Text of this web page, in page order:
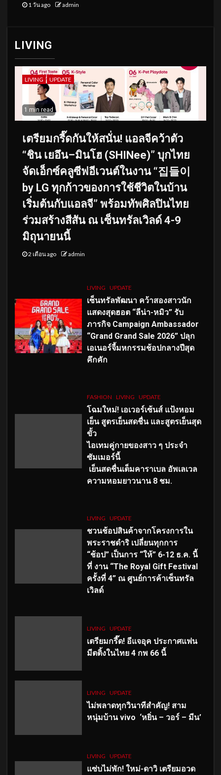
1 วัน ago admin
LIVING
LIVING UPDATE
1 min read
เตรียมกรี๊ดกันให้สนั่น! แอลจีคว้าตัว
“ชิน เยอึน–มินโฮ (SHINee)” บุกไทย
จัดเอ็กซ์คลูซีฟอีเวนต์ในงาน “집들이
by LG ทุกก้าวของการใช้ชีวิตในบ้าน
เริ่มต้นกับแอลจี” พร้อมทัพศิลปินไทย
ร่วมสร้างสีสัน ณ เซ็นทรัลเวิลด์ 4-9
มิถุนายนนี้
2 เดือน ago admin
LIVING UPDATE
เซ็นทรัลพัฒนา คว้าสองสาวนัก
แสดงสุดฮอต “ลีน่า-หมิว” รับ
ภารกิจ Campaign Ambassador
“Grand Grand Sale 2026” ปลุก
เอเนอร์จี้มหกรรมช้อปกลางปีสุด
คึกคัก
FASHION LIVING UPDATE
โฉมใหม่! เอเวอร์เซ้นส์ แป้งหอม
เย็น สูตรเย็นสดชื่น และสูตรเย็นสุด
ขั้ว
ไอเทมคู่กายของสาว ๆ ประจำ
ซัมเมอร์นี้
เย็นสดชื่นเต็มคาราเบล อัพเลเวล
ความหอมยาวนาน 8 ชม.
LIVING UPDATE
ชวนช้อปสินค้าจากโครงการใน
พระราชดำริ เปลี่ยนทุกการ
“ช้อป” เป็นการ “ให้” 6-12 ธ.ค. นี้
ที่ งาน “The Royal Gift Festival
ครั้งที่ 4” ณ ศูนย์การค้าเซ็นทรัล
เวิลด์
LIVING UPDATE
เตรียมกรี๊ด! อีแจอุค ประกาศแฟน
มีตติ้งในไทย 4 กพ 66 นี้
LIVING UPDATE
ไม่พลาดทุกวินาทีสำคัญ! สาม
หนุ่มบ้าน vivo ‘หยิ่น – วอร์ – มีน’
LIVING UPDATE
แซ่บไม่พัก! ใหม่-ดาวิ เตรียมอวด